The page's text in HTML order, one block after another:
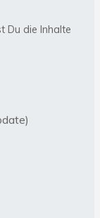
Du die Inhalte